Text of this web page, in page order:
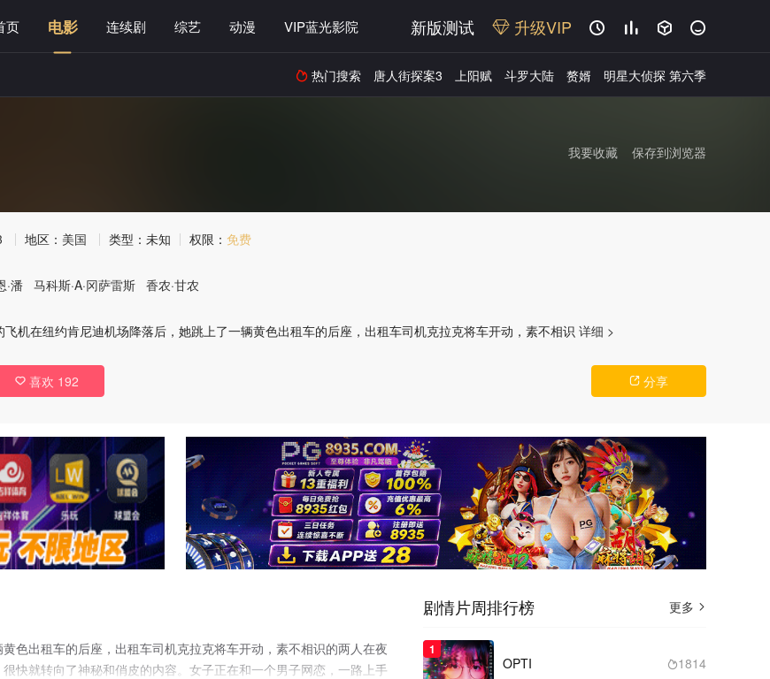
页 电影 连续剧 综艺 动漫 VIP蓝光影院 新版测试 升级VIP    
 热门搜索 唐人街探案3 上阳赋 斗罗大陆 赘婿 明星大侦探 第六季
保存到浏览器
我要收藏
地区： 美国 类型： 未知 权限： 免费
·潘 马科斯·A·冈萨雷斯 香农·甘农
机在纽约肯尼迪机场降落后，她跳上了一辆黄色出租车的后座，出租车司机克拉克将车开动，素不相识 详细 >
 喜欢 192  分享
色出租车的后座，出租车司机克拉克将车开动，素不相识的两人在夜
快就转向了神秘和俏皮的内容。女子正在和一个男子网恋，一路上手
更多 
剧情片周排行榜
1
1814
OPTI